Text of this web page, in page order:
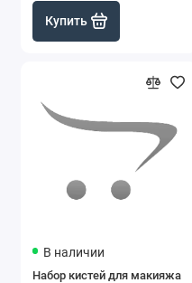
Купить
В наличии
Набор кистей для макияжа